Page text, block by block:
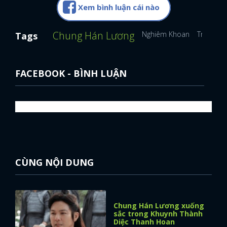
Xem bình luận cái nào
Tags Chung Hán Lương Nghiêm Khoan Trần
FACEBOOK - BÌNH LUẬN
CÙNG NỘI DUNG
Chung Hán Lương xuống
sắc trong Khuynh Thành
Diệc Thanh Hoan